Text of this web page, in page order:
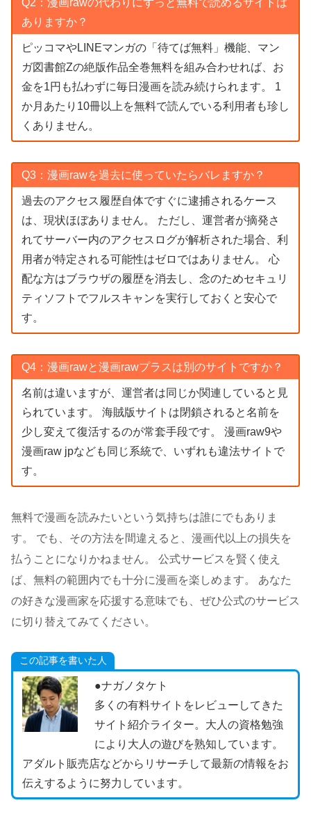
Q2：漫画rawの代わりにずっと無料で読めるサイトは
ありますか？
ピッコマやLINEマンガの「待てば無料」機能、マン
ガ図書館Zの絶版作品全巻無料を組み合わせれば、お
金を1円も払わずに毎日漫画を読み続けられます。 1
か月あたり10冊以上を無料で読んでいる利用者も珍し
くありません。
Q3：漫画rawを過去に使っていたらバレますか？
過去のアクセス履歴自体ですぐに逮捕されるケース
は、現状ほぼありません。 ただし、運営者が摘発さ
れてサーバー内のアクセスログが解析された場合、利
用者が特定される可能性はゼロではありません。 心
配な方はブラウザの履歴を消去し、念のためセキュリ
ティソフトでフルスキャンを実行しておくと安心で
す。
Q4：漫画rawと漫画rawプラスは別のサイトですか？
名前は違いますが、運営者は同じか関連していると見
られています。 海賊版サイトは閉鎖されると名前を
少し変えて復活するのが常套手段です。 漫画raw9や
漫画raw jpなども同じ系統で、いずれも違法サイトで
す。
無料で漫画を読みたいという気持ちは誰にでもありま
す。 でも、その方法を間違えると、漫画代以上の損失を
払うことになりかねません。 公式サービスを賢く使え
ば、無料の範囲内でも十分に漫画を楽しめます。 あなた
の好きな漫画家を応援する意味でも、ぜひ公式のサービス
に切り替えてみてください。
この記事を書いた人
●ナガノタケト
多くの有料サイトをレビューしてきた
サイト紹介ライター。大人の資格勉強
により大人の遊びを熟知しています。
アダルト販売店などからリサーチして最新の情報をお
伝えするように努力しています。